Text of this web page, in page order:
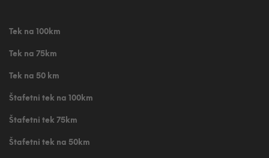
Tek na 100km
Tek na 75km
Tek na 50 km
Štafetni tek na 100km
Štafetni tek 75km
Štafetni tek na 50km